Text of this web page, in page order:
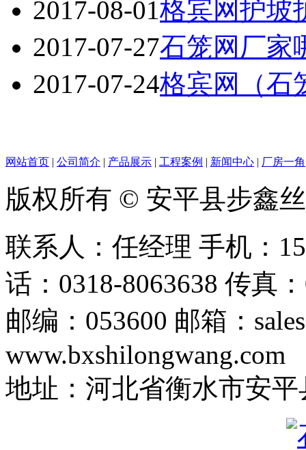
2017-08-01格宾网护坡
2017-07-27石笼网厂家
2017-07-24格宾网（石
网站首页 | 公司简介 | 产品展示 | 工程案例 | 新闻中心 | 厂房一角
版权所有 © 安平县步鑫
联系人：任经理 手机：
话：0318-8063638 传真
邮编：053600 邮箱：
www.bxshilongwang.com
地址：河北省衡水市安